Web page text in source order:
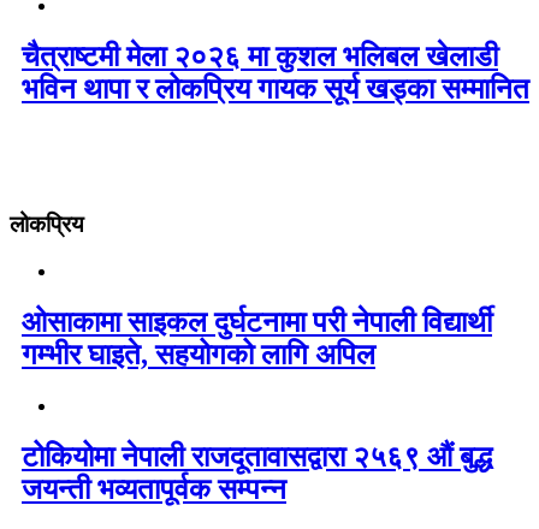
चैत्राष्टमी मेला २०२६ मा कुशल भलिबल खेलाडी
भविन थापा र लोकप्रिय गायक सूर्य खड्का सम्मानित
लोकप्रिय
ओसाकामा साइकल दुर्घटनामा परी नेपाली विद्यार्थी
गम्भीर घाइते, सहयोगको लागि अपिल
टोकियोमा नेपाली राजदूतावासद्वारा २५६९ औं बुद्ध
जयन्ती भव्यतापूर्वक सम्पन्न